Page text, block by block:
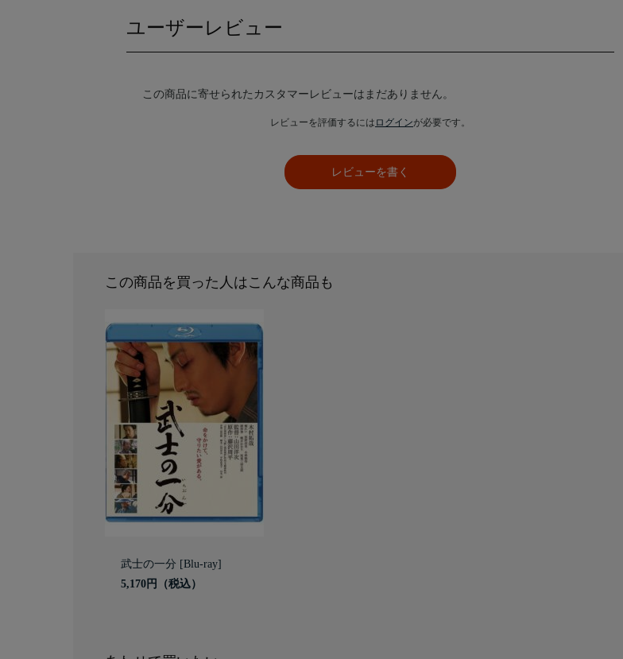
ユーザーレビュー
この商品に寄せられたカスタマーレビューはまだありません。
レビューを評価するには ログインが必要です。
レビューを書く
この商品を買った人はこんな商品も
武士の一分 [Blu-ray]
5,170円